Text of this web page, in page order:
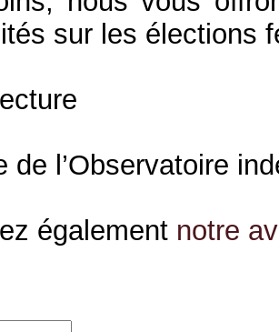
sur les élections
de l’Observatoire
également notre